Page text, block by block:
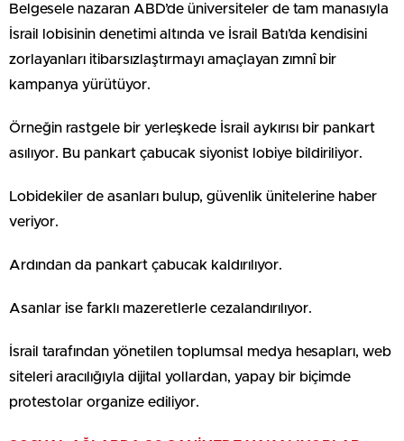
Belgesele nazaran ABD’de üniversiteler de tam manasıyla
İsrail lobisinin denetimi altında ve İsrail Batı’da kendisini
zorlayanları itibarsızlaştırmayı amaçlayan zımnî bir
kampanya yürütüyor.
Örneğin rastgele bir yerleşkede İsrail aykırısı bir pankart
asılıyor. Bu pankart çabucak siyonist lobiye bildiriliyor.
Lobidekiler de asanları bulup, güvenlik ünitelerine haber
veriyor.
Ardından da pankart çabucak kaldırılıyor.
Asanlar ise farklı mazeretlerle cezalandırılıyor.
İsrail tarafından yönetilen toplumsal medya hesapları, web
siteleri aracılığıyla dijital yollardan, yapay bir biçimde
protestolar organize ediliyor.